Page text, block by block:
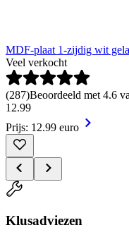
MDF-plaat 1-zijdig wit
Veel verkocht
(287)Beoordeeld met 4.6
12.99
Prijs: 12.99 euro
Klusadviezen